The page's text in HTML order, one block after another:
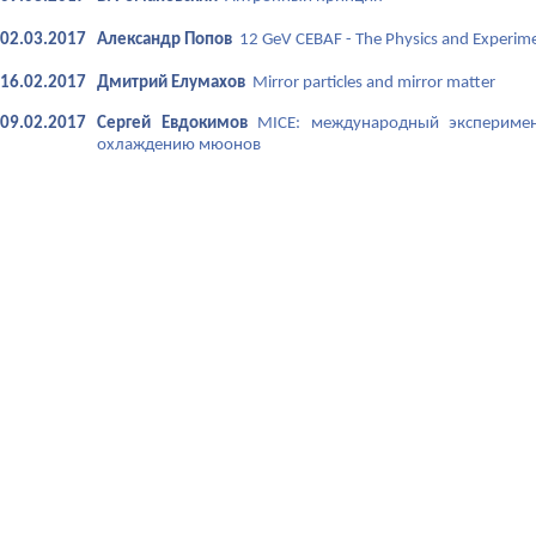
02.03.2017 Александр Попов 12 GeV CEBAF - The Physics and
16.02.2017 Дмитрий Елумахов Mirror particles and mirror matter
09.02.2017 Сергей ЕвдокимовMICE: международный
охлаждению мюонов